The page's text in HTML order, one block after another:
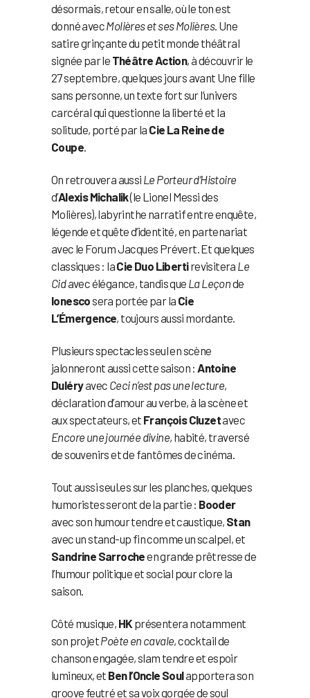
désormais, retour en salle, où le ton est
donné avecMolières et ses Molières. Une
satire grinçante du petit monde théâtral
signée par le Théâtre Action, à découvrir le
27 septembre, quelques jours avant Une fille
sans personne, un texte fort sur l’univers
carcéral qui questionne la liberté et la
solitude, porté par la Cie La Reine de
Coupe
On retrouvera aussi Le Porteur d’Histoire
d’Alexis Michalik(le Lionel Messi des
Molières), labyrinthe narratif entre enquête,
légende et quête d’identité, en partenariat
avec le Forum Jacques Prévert. Et quelques
classiques : laCie Duo Libertirevisitera Le
Cidavec élégance, tandis que La Leçonde
Ionescosera portée par la Cie
L’Émergence, toujours aussi mordante.
Plusieurs spectacles seul en scène
jalonneront aussi cette saison : Antoine
Duléryavec Ceci n’est pas une lecture,
déclaration d’amour au verbe, à la scène et
aux spectateurs, et François Cluzetavec
Encore une journée divine, habité, traversé
de souvenirs et de fantômes de cinéma.
Tout aussi seul.es sur les planches, quelques
humoristes seront de la partie : Booder
avec son humour tendre et caustique, Stan
avec un stand-up fin comme un scalpel, et
Sandrine Sarrocheen grande prêtresse de
l’humour politique et social pour clore la
saison.
Côté musique, HK présentera notamment
son projetPoète en cavale, cocktail de
chanson engagée, slam tendre et espoir
lumineux, et Ben l’Oncle Soulapportera son
groove feutré et sa voix gorgée de soul